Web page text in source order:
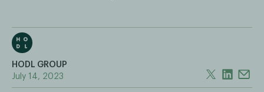
HODL GROUP
July 14, 2023